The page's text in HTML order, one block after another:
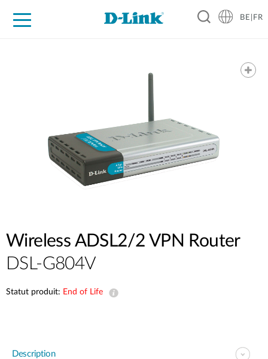
BE|FR
Wireless ADSL2/2 VPN Router
DSL-G804V
Statut produit: End of Life
Description